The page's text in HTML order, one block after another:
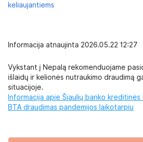
keliaujantiems
Informacija atnaujinta 2026.05.22 12:27
Vykstant į Nepalą rekomenduojame
išlaidų ir kelionės nutraukimo draudimą
situacijoje.
Informacija apie Šiaulių banko
BTA draudimas pandemijos laikotarpiu